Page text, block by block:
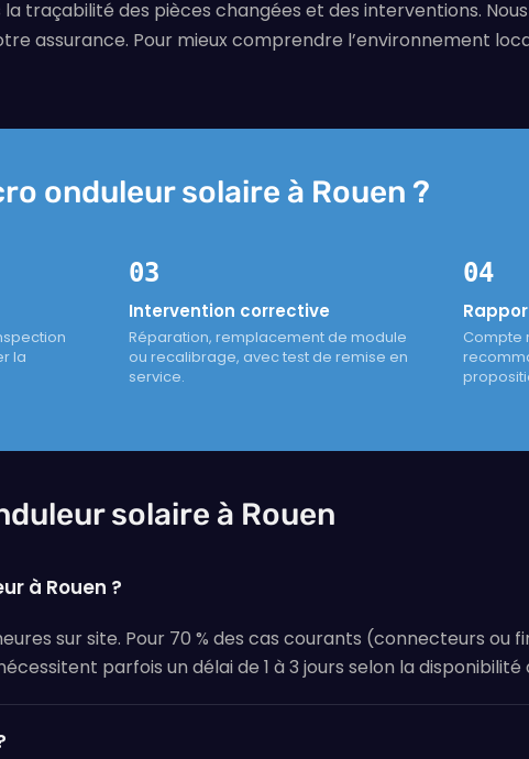
la traçabilité des pièces changées et des interventions.
assurance. Pour mieux comprendre l’environnement
onduleur solaire à Rouen ?
la
03
Intervention corrective
Réparation, remplacement de module
ou recalibrage, avec test de remise en
service.
04
Compte
solaire à Rouen
à Rouen ?
sur site. Pour 70 % des cas courants (connecteurs ou
parfois un délai de 1 à 3 jours selon la disponibilité